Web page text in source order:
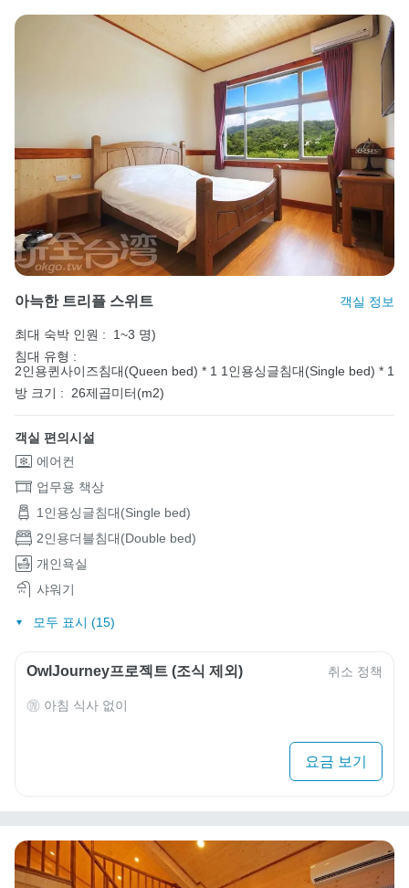
아늑한 트리플 스위트 객실 정보
최대 숙박 인원 :
1~3 명)
침대 유형 :
2인용퀸사이즈침대(Queen bed) * 1 1인용싱글침대(Single bed) * 1
방 크기 :
26제곱미터(m2)
객실 편의시설
에어컨
업무용 책상
1인용싱글침대(Single bed)
2인용더블침대(Double bed)
개인욕실
샤워기
모두 표시 (15)
OwlJourney프로젝트 (조식 제외) 취소 정책
아침 식사 없이
요금 보기